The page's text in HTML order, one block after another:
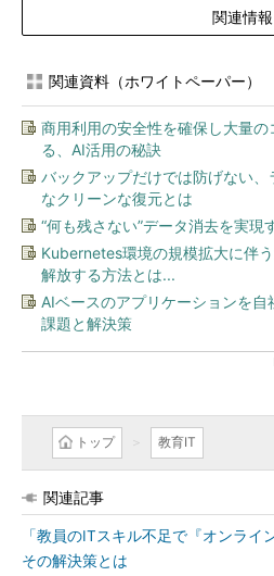
関連情報
関連資料（ホワイトペーパー）
商用利用の安全性を確保し大量
る、AI活用の秘訣
バックアップだけでは防げない
なクリーンな復元とは
“何も残さない”データ消去を実現
Kubernetes環境の規模拡大に伴
解放する方法とは...
AIベースのアプリケーションを自
課題と解決策
トップ 教育IT
関連記事
「教員のITスキル不足で『オンラ
その解決策とは